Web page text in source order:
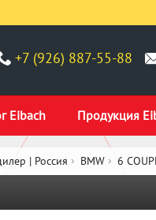
+7 (926) 887-55-88
Eibach Продукция
| Россия BMW 6